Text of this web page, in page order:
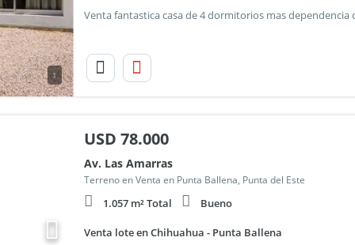
1
USD 78.000
Av. Las Amarras
Terreno en Venta en Punta Ballena, Punta del Este
1.057 m² Total Bueno
Venta lote en Chihuahua - Punta Ballena